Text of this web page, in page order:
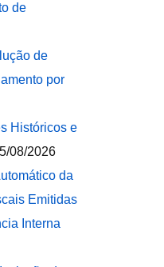
de
de
por
Históricos e
08/2026
da
Emitidas
Interna